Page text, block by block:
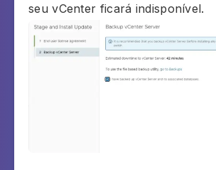
seu vCenter ficará indisponível.